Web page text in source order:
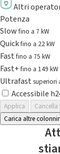
Altri
Potenza
Slowfino a 7 kW
Quickfino a 22 kW
Fastfino a 75 kW
Fast+fino a 149 kW
Ultrafast superiori
Accessibile
Applica
Carica altre